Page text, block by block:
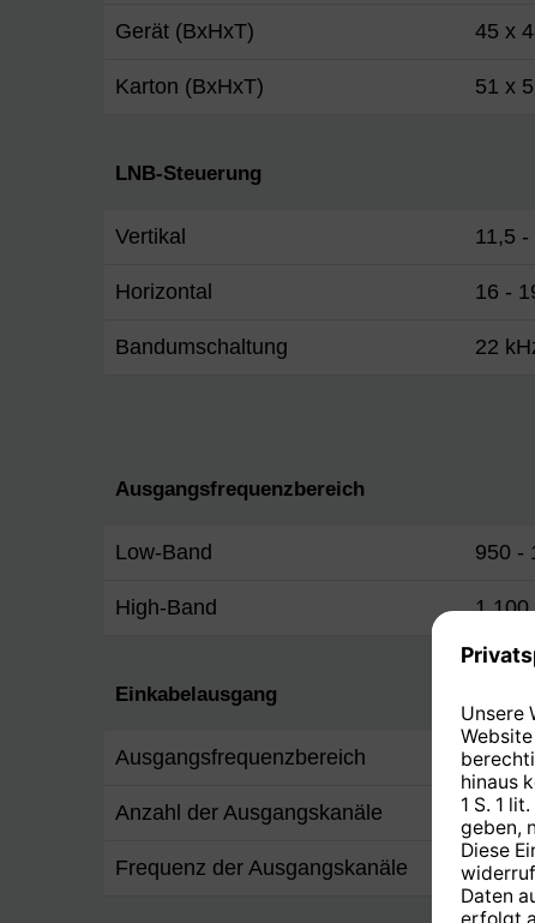
Gerät (BxHxT) 45 x
Karton (BxHxT) 51 x
LNB-Steuerung
Vertikal 11,5 -
Horizontal 16 -
Bandumschaltung 22
Ausgangsfrequenzbereich
Low-Band 950 -
High-Band 1.100
Einkabelausgang
Ausgangsfrequenzbereich 950
Anzahl der Ausgangskanäle 4
Frequenz der Ausgangskanäle 1210,